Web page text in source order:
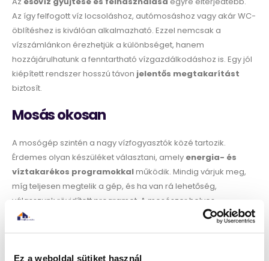
Ez a weboldal sütiket használ
Az így felfogott víz locsoláshoz, autómosáshoz vagy akár WC-
öblítéshez is kiválóan alkalmazható. Ezzel nemcsak a
vízszámlánkon érezhetjük a különbséget, hanem
hozzájárulhatunk a fenntartható vízgazdálkodáshoz is. Egy jól
kiépített rendszer hosszú távon jelentős megtakarítást
biztosít.
Mosás okosan
A mosógép szintén a nagy vízfogyasztók közé tartozik.
Érdemes olyan készüléket választani, amely energia- és
víztakarékos programokkalműködik. Mindig várjuk meg,
míg teljesen megtelik a gép, és ha van rá lehetőség,
válasszunk rövidített programot. A mosószer helyes
adagolása is hozzájárul a hatékony működéshez, hiszen a túl
A tudatosság, mint alapelv